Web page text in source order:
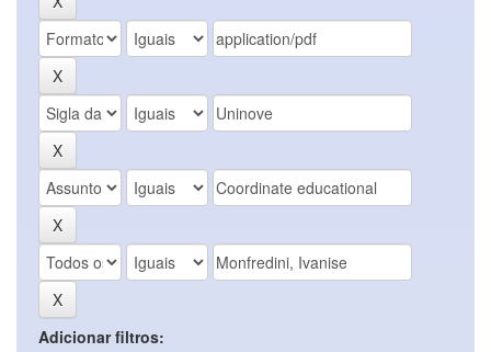
Adicionar filtros: